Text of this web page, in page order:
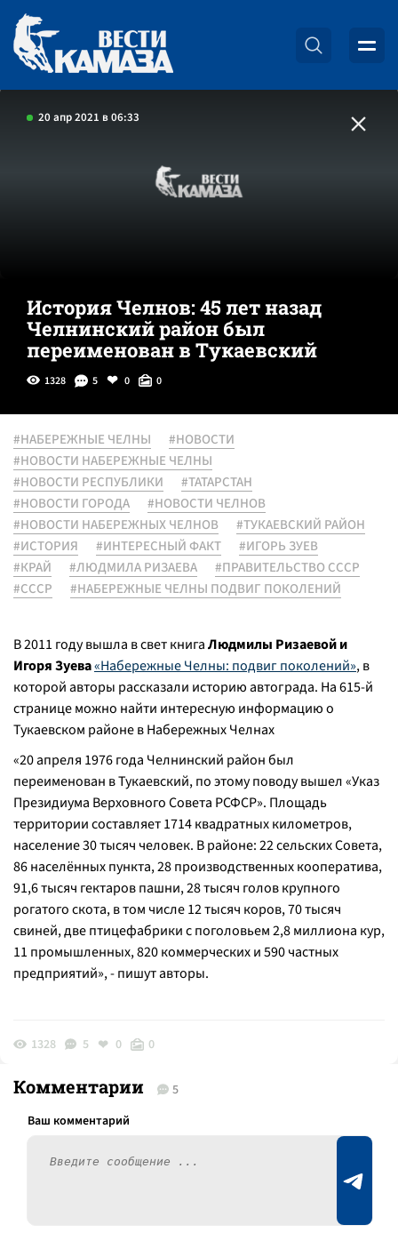
20 апр 2021 в 06:33
История Челнов: 45 лет назад
Челнинский район был
переименован в Тукаевский
1328 5 0 0
#НАБЕРЕЖНЫЕ ЧЕЛНЫ
#НОВОСТИ
#НОВОСТИ НАБЕРЕЖНЫЕ ЧЕЛНЫ
#НОВОСТИ РЕСПУБЛИКИ
#ТАТАРСТАН
#НОВОСТИ ГОРОДА
#НОВОСТИ ЧЕЛНОВ
#НОВОСТИ НАБЕРЕЖНЫХ ЧЕЛНОВ
#ТУКАЕВСКИЙ РАЙОН
#ИСТОРИЯ
#ИНТЕРЕСНЫЙ ФАКТ
#ИГОРЬ ЗУЕВ
#КРАЙ
#ЛЮДМИЛА РИЗАЕВА
#ПРАВИТЕЛЬСТВО СССР
#СССР
#НАБЕРЕЖНЫЕ ЧЕЛНЫ ПОДВИГ ПОКОЛЕНИЙ
В 2011 году вышла в свет книгаЛюдмилы Ризаевой и
Игоря Зуева«Набережные Челны: подвиг поколений», в
которой авторы рассказали историю автограда. На 615-й
странице можно найти интересную информацию о
Тукаевском районе в Набережных Челнах
«20 апреля 1976 года Челнинский район был
переименован в Тукаевский, по этому поводу вышел «Указ
Президиума Верховного Совета РСФСР». Площадь
территории составляет 1714 квадратных километров,
население 30 тысяч человек. В районе: 22 сельских Совета,
86 населённых пункта, 28 производственных кооператива,
91,6 тысяч гектаров пашни, 28 тысяч голов крупного
рогатого скота, в том числе 12 тысяч коров, 70 тысяч
свиней, две птицефабрики с поголовьем 2,8 миллиона кур,
11 промышленных, 820 коммерческих и 590 частных
предприятий», - пишут авторы.
1328 5 0 0
Комментарии 5